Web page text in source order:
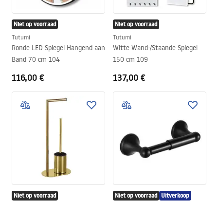
Niet op voorraad
Tutumi
Ronde LED Spiegel Hangend aan
Band 70 cm 104
116,00 €
Niet op voorraad
Tutumi
Witte Wand-/Staande Spiegel
150 cm 109
137,00 €
Niet op voorraad Niet op voorraad Uitverkoop